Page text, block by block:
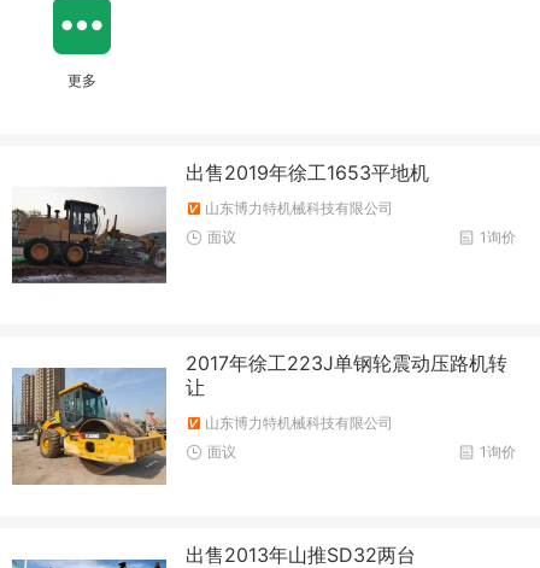
更多
出售2019年徐工1653平地机
山东博力特机械科技有限公司
1询价
面议
2017年徐工223J单钢轮震动压路机转
让
山东博力特机械科技有限公司
1询价
面议
出售2013年山推SD32两台